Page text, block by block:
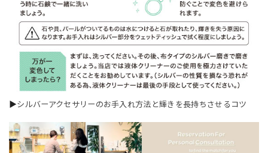
▶シルバーアクセサリーのお手入れ方法と輝きを長持ちさせるコツ